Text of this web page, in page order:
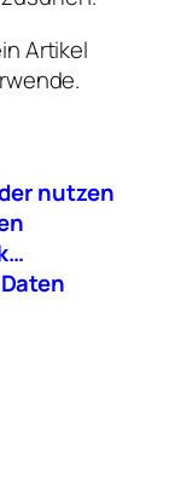
Artikel
nutzen